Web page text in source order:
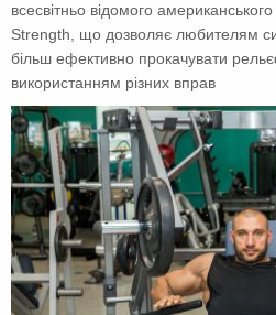
всесвітньо відомого
Strength, що дозволяє любителям
більш ефективно прокачувати
використанням різних вправ